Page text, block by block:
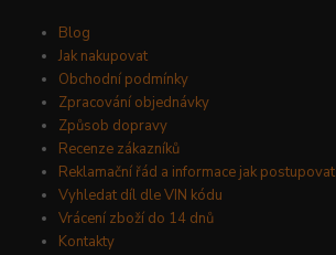
Blog
Jak nakupovat
Obchodní podmínky
Zpracování objednávky
Způsob dopravy
Recenze zákazníků
Reklamační řád a informace jak postupovat
Vyhledat díl dle VIN kódu
Vrácení zboží do 14 dnů
Kontakty